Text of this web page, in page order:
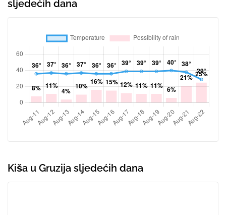
sljedećih dana
Kiša u Gruzija sljedećih dana